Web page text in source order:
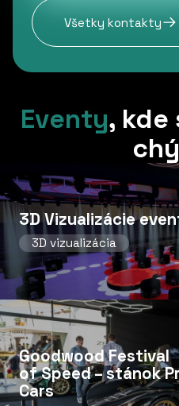
Všetky kontakty
Eventy, kde
3D Vizualizácie
3D vizualizácia
Goodwood Festival
of Speed ​​– stánok
Cars